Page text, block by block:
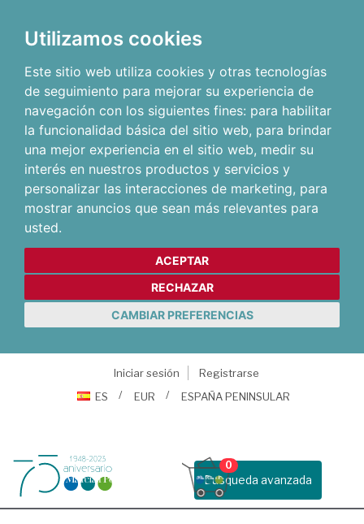
Utilizamos cookies
Este sitio web utiliza cookies y otras tecnologías
de seguimiento para mejorar su experiencia de
navegación con los siguientes fines: para habilitar
la funcionalidad básica del sitio web, para brindar
una mejor experiencia en el sitio web, medir su
interés en nuestros productos y servicios y
personalizar las interacciones de marketing, para
mostrar anuncios que sean más relevantes para
usted.
ACEPTAR
RECHAZAR
CAMBIAR PREFERENCIAS
Iniciar sesión
Registrarse
ES
EUR ESPAÑA PENINSULAR
Busqueda avanzada
0